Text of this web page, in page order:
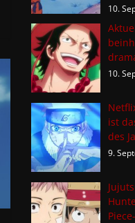
10.
10.
ist
des
9.